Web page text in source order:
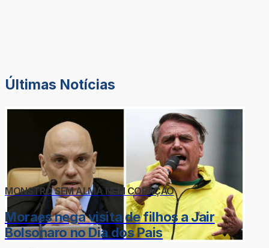
Últimas Notícias
MONSTRO SEM ALMA NEM CORAÇÃO
Moraes nega visita de filhos a Jair
Bolsonaro no Dia dos Pais